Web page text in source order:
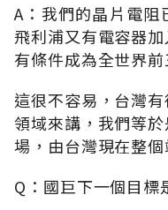
A：我們的晶片電
飛利浦又有電容器
有條件成為全世界
這很不容易，台灣
領域來講，我們等
場，由台灣現在整個
Q：國巨下一個目標